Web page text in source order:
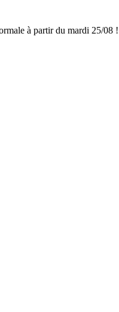
à partir du mardi 25/08 !